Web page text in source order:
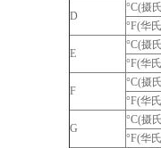
D
°C(摄
°F(华
E
°C(摄
°F(华
F
°C(摄
°F(华
G
°C(摄
°F(华